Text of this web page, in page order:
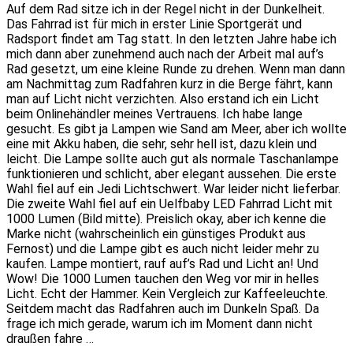
Auf dem Rad sitze ich in der Regel nicht in der Dunkelheit.
Das Fahrrad ist für mich in erster Linie Sportgerät und
Radsport findet am Tag statt. In den letzten Jahre habe ich
mich dann aber zunehmend auch nach der Arbeit mal auf’s
Rad gesetzt, um eine kleine Runde zu drehen. Wenn man dann
am Nachmittag zum Radfahren kurz in die Berge fährt, kann
man auf Licht nicht verzichten. Also erstand ich ein Licht
beim Onlinehändler meines Vertrauens. Ich habe lange
gesucht. Es gibt ja Lampen wie Sand am Meer, aber ich wollte
eine mit Akku haben, die sehr, sehr hell ist, dazu klein und
leicht. Die Lampe sollte auch gut als normale Taschanlampe
funktionieren und schlicht, aber elegant aussehen. Die erste
Wahl fiel auf ein Jedi Lichtschwert. War leider nicht lieferbar.
Die zweite Wahl fiel auf ein Uelfbaby LED Fahrrad Licht mit
1000 Lumen (Bild mitte). Preislich okay, aber ich kenne die
Marke nicht (wahrscheinlich ein günstiges Produkt aus
Fernost) und die Lampe gibt es auch nicht leider mehr zu
kaufen. Lampe montiert, rauf auf’s Rad und Licht an! Und
Wow! Die 1000 Lumen tauchen den Weg vor mir in helles
Licht. Echt der Hammer. Kein Vergleich zur Kaffeeleuchte.
Seitdem macht das Radfahren auch im Dunkeln Spaß. Da
frage ich mich gerade, warum ich im Moment dann nicht
draußen fahre …